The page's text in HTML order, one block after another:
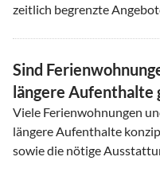
zeitlich begrenzte
Sind
längere Aufenthalte
Viele Ferienwohnungen
längere Aufenthalte
sowie die nötige